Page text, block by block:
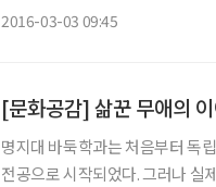
2016-03-03 09:45
[문화공감] 삶꾼 무애의
명지대 바둑학과는 처음부터 독
전공으로 시작되었다. 그러나 실